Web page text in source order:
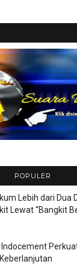
POPULER
Lebih dari Dua
Lewat “Bangkit
Indocement